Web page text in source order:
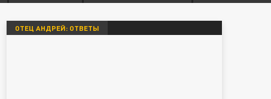
ОТЕЦ АНДРЕЙ: ОТВЕТЫ